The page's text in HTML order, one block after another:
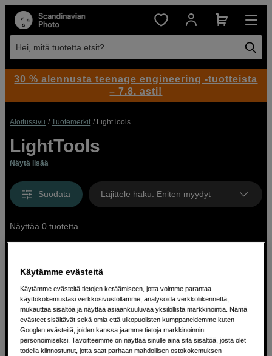
Hei, mitä tuotetta etsit?
Aloitussivu Tuotemerkit LightTools
LightTools
Näytä lisää
Suodata Lajittele haku: Eniten myydyt
Näyttää 0 tuotetta
Ratkaisuja luoville ihmisille jo vuodesta
1982
30 % alennusta teenage engineering -tuotteista
– 7.8. asti!
Käytämme evästeitä
Käytämme evästeitä tietojen keräämiseen, jotta voimme parantaa
käyttökokemustasi verkkosivustollamme, analysoida verkkoliikennettä,
mukauttaa sisältöä ja näyttää asiaankuuluvaa yksilöllistä markkinointia. Nämä
evästeet sisältävät sekä omia että ulkopuolisten kumppaneidemme kuten
Googlen evästeitä, joiden kanssa jaamme tietoja markkinoinnin
personoimiseksi. Tavoitteemme on näyttää sinulle aina sitä sisältöä, josta olet
todella kiinnostunut, jotta saat parhaan mahdollisen ostokokemuksen